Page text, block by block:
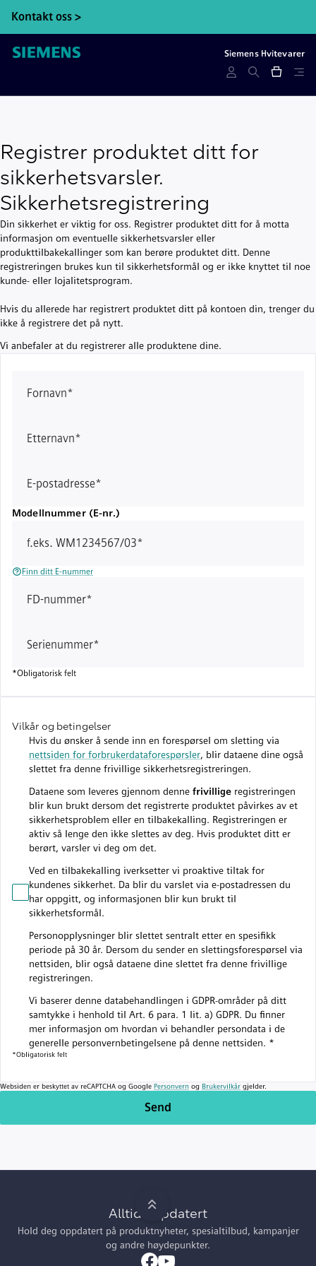
Kontakt oss >
Siemens Hvitevarer
Registrer produktet ditt for
sikkerhetsvarsler.
Sikkerhetsregistrering
Din sikkerhet er viktig for oss. Registrer produktet ditt for å motta
informasjon om eventuelle sikkerhetsvarsler eller
produkttilbakekallinger som kan berøre produktet ditt. Denne
registreringen brukes kun til sikkerhetsformål og er ikke knyttet til noe
kunde- eller lojalitetsprogram.
Hvis du allerede har registrert produktet ditt på kontoen din, trenger du
ikke å registrere det på nytt.
Vi anbefaler at du registrerer alle produktene dine.
Fornavn*
Etternavn*
E-postadresse*
Modellnummer (E-nr.)
f.eks. WM1234567/03*
Finn ditt E-nummer
FD-nummer*
Serienummer*
*Obligatorisk felt
Vilkår og betingelser
Hvis du ønsker å sende inn en forespørsel om sletting via
nettsiden for forbrukerdataforespørsler, blir dataene dine også
slettet fra denne frivillige sikkerhetsregistreringen.
Dataene som leveres gjennom denne frivillige registreringen
blir kun brukt dersom det registrerte produktet påvirkes av et
sikkerhetsproblem eller en tilbakekalling. Registreringen er
aktiv så lenge den ikke slettes av deg. Hvis produktet ditt er
berørt, varsler vi deg om det.
Ved en tilbakekalling iverksetter vi proaktive tiltak for
kundenes sikkerhet. Da blir du varslet via e-postadressen du
har oppgitt, og informasjonen blir kun brukt til
sikkerhetsformål.
Personopplysninger blir slettet sentralt etter en spesifikk
periode på 30 år. Dersom du sender en slettingsforespørsel via
nettsiden, blir også dataene dine slettet fra denne frivillige
registreringen.
Vi baserer denne databehandlingen i GDPR-områder på ditt
samtykke i henhold til Art. 6 para. 1 lit. a) GDPR. Du finner
mer informasjon om hvordan vi behandler persondata i de
generelle personvernbetingelsene på denne nettsiden. *
*Obligatorisk felt
Websiden er beskyttet av reCAPTCHA og Google Personvern og Brukervilkår gjelder.
Send
Alltid oppdatert
Hold deg oppdatert på produktnyheter, spesialtilbud, kampanjer
og andre høydepunkter.